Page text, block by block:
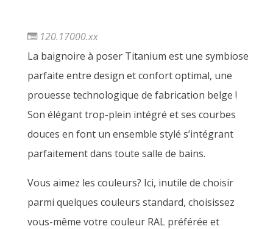
120.17000.xx
La baignoire à poser Titanium est une symbiose
parfaite entre design et confort optimal, une
prouesse technologique de fabrication belge !
Son élégant trop-plein intégré et ses courbes
douces en font un ensemble stylé s’intégrant
parfaitement dans toute salle de bains.
Vous aimez les couleurs? Ici, inutile de choisir
parmi quelques couleurs standard, choisissez
vous-même votre couleur RAL préférée et